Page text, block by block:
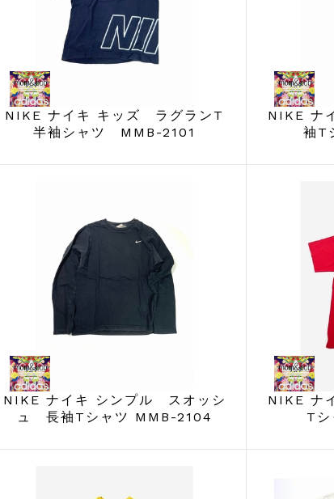
NIKE ナイキ キッズ ラグランT
半袖シャツ MMB-2101
NIKE ナ
袖T
NIKE ナイキ シンプル スオッシ
ュ 長袖Tシャツ MMB-2104
NIKE ナ
T